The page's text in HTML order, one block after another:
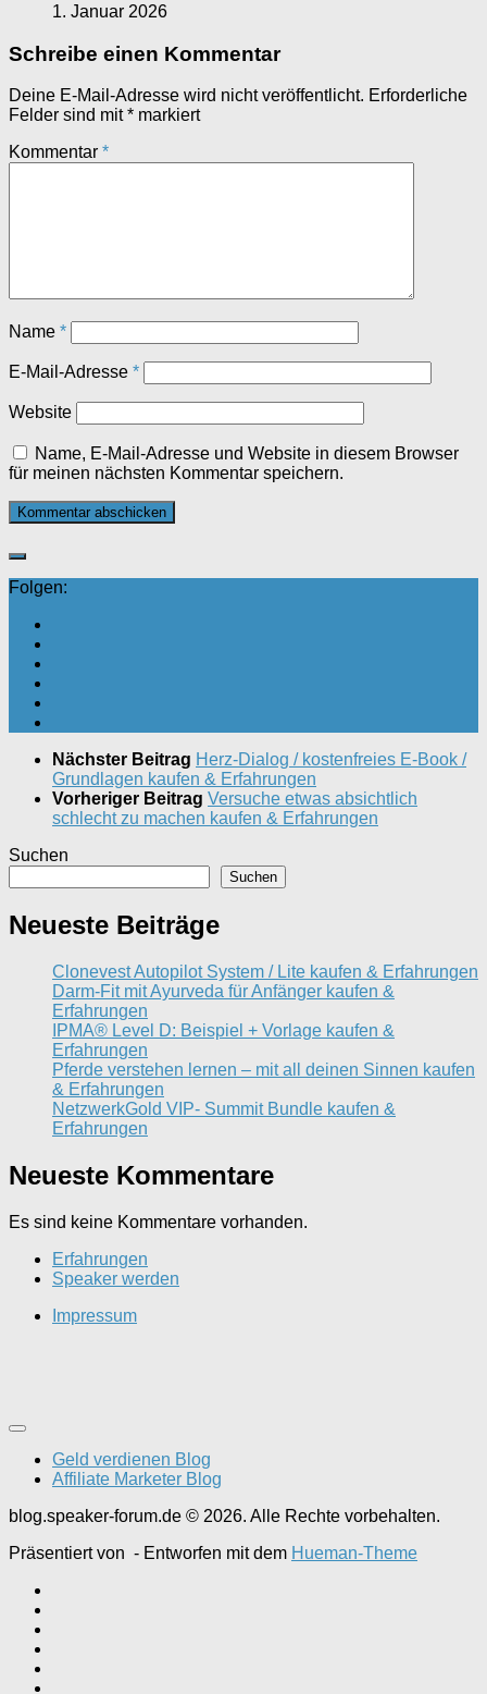
1. Januar 2026
Schreibe einen Kommentar
Deine E-Mail-Adresse wird nicht veröffentlicht. Erforderliche
Felder sind mit* markiert
Kommentar *
Name *
E-Mail-Adresse *
Website
Name, E-Mail-Adresse und Website in diesem Browser
für meinen nächsten Kommentar speichern.
Folgen:
Nächster Beitrag Herz-Dialog / kostenfreies E-Book /
Grundlagen kaufen & Erfahrungen
Vorheriger Beitrag Versuche etwas absichtlich
schlecht zu machen kaufen & Erfahrungen
Suchen
Suchen
Neueste Beiträge
Clonevest Autopilot System / Lite kaufen & Erfahrungen
Darm-Fit mit Ayurveda für Anfänger kaufen &
Erfahrungen
IPMA® Level D: Beispiel + Vorlage kaufen &
Erfahrungen
Pferde verstehen lernen – mit all deinen Sinnen kaufen
& Erfahrungen
NetzwerkGold VIP- Summit Bundle kaufen &
Erfahrungen
Neueste Kommentare
Es sind keine Kommentare vorhanden.
Erfahrungen
Speaker werden
Impressum
Geld verdienen Blog
Affiliate Marketer Blog
blog.speaker-forum.de © 2026. Alle Rechte vorbehalten.
Präsentiert von - Entworfen mit dem Hueman-Theme